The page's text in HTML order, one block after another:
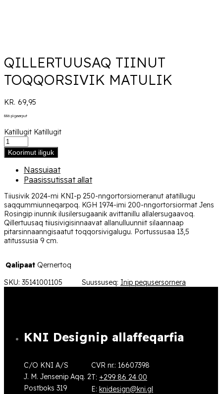
QILLERTUUSAQ TIINUT
TOQQORSIVIK MATULIK
KR. 69,95
886 pigaarput
Katillugit Katillugit
Koorimut iliguk
Nassuiaat
Paasissutissat allat
Tiiusivik 2024-mi KNI-p 250-nngortorsiorneranut atatillugu
saqqummiunneqarpoq. KGH 1974-imi 200-nngortorsiormat Jens
Rosingip inunnik ilusilersugaanik avittanillu allalersugaavoq.
Qillertuusaq tiiusivigisinnaavat allanulluunniit silaannaap
pitarsinnaanngisaatut toqqorsivigalugu. Portussusaa 13,5
atitussusia 9 cm.
Qalipaat Qernertoq
SKU: 35141001105 Suussuseq: Inip pequsersornera
KNI Designip allaffeqarfia
C/O KNI A/S
J. M. Jensenip Aqq. 2
Postboks 319
CVR nr.: 16607398
T: +299 86 24 00
E: knidesign@kni.gl